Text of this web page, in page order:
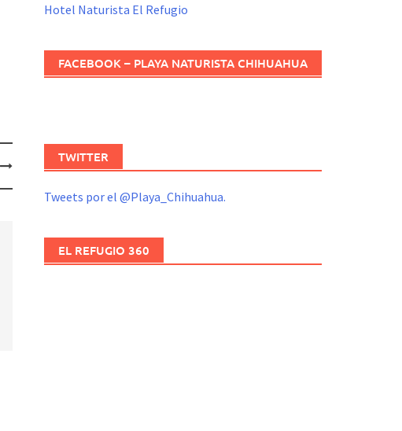
Hotel Naturista El Refugio
FACEBOOK – PLAYA NATURISTA CHIHUAHUA
TWITTER
Tweets por el @Playa_Chihuahua.
EL REFUGIO 360